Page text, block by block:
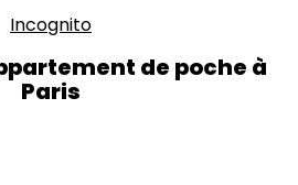
Incognito
de poche à
Paris